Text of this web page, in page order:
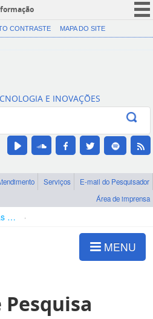
CORONAVÍRUS (COVID-19)
Canais
CONTRASTE MAPA DO SITE
E INOVAÇÕES
Serviços
E-mail do Pesquisador
Área de imprensa
Bolsas e Auxílios Vigentes
MENU